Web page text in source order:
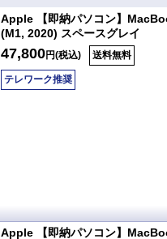
Apple 【即納パソコン】
(M1, 2020) スペースグレイ
47,800円(税込) 送料無料
テレワーク推奨
Apple 【即納パソコン】